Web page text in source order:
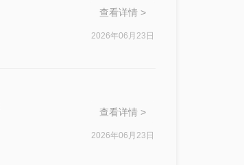
查看详情 >
2026年06月23日
查看详情 >
2026年06月23日